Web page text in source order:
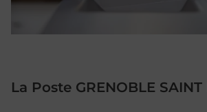
La Poste GRENOBLE SAINT